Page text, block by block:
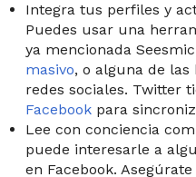
Integra tus perfiles y
Puedes usar una
ya mencionada
masivo, o alguna de
redes sociales. Twitter
Facebook para
Lee con conciencia
puede interesarle a
en Facebook.